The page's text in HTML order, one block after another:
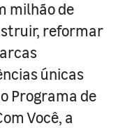
milhão de
reformar
únicas
Programa de
Você, a